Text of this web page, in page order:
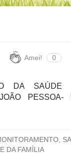
Amei! 0
DA
DA FAMÍLIA